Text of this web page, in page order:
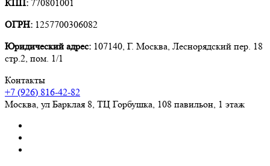
КПП: 770801001
ОГРН: 1257700306082
Юридический адрес: 107140, Г. Москва, Леснорядский пер. 18
стр.2, пом. 1/1
Контакты
+7 (926) 816-42-82
Москва ул Барклая 8, ТЦ Горбушка, 108 павильон, 1 этаж